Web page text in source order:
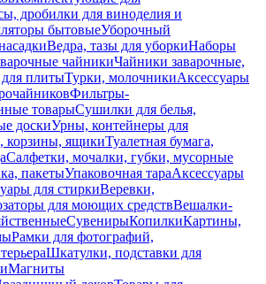
дробилки для виноделия и
бытовыеУборочный
Ведра, тазы для уборкиНаборы
чайникиЧайники заварочные,
плитыТурки, молочникиАксессуары
Фильтры-
товарыСушилки для белья,
доскиУрны, контейнеры для
корзины, ящикиТуалетная бумага,
Салфетки, мочалки, губки, мусорные
пакетыУпаковочная тараАксессуары
для стиркиВеревки,
для моющих средствВешалки-
СувенирыКопилкиКартины,
Рамки для фотографий,
Шкатулки, подставки для
Магниты